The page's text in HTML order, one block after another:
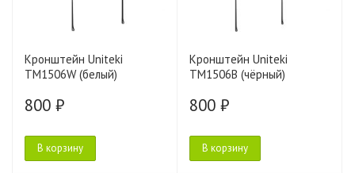
Кронштейн Uniteki
TM1506W (белый)
800 ₽
В корзину
Кронштейн Uniteki
TM1506B (чёрный)
800 ₽
В корзину